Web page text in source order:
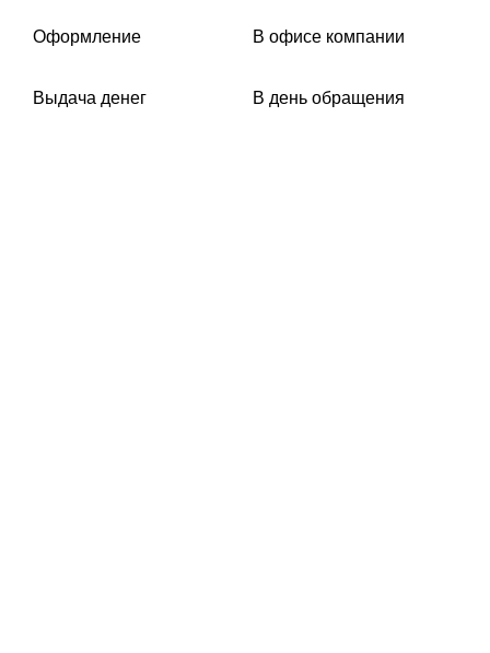
Оформление В офисе компании
Выдача денег В день обращения